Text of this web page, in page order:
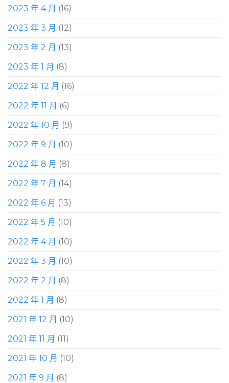
2023 年 4 月 (16)
2023 年 3 月 (12)
2023 年 2 月 (13)
2023 年 1 月 (8)
2022 年 12 月 (16)
2022 年 11 月 (6)
2022 年 10 月 (9)
2022 年 9 月 (10)
2022 年 8 月 (8)
2022 年 7 月 (14)
2022 年 6 月 (13)
2022 年 5 月 (10)
2022 年 4 月 (10)
2022 年 3 月 (10)
2022 年 2 月 (8)
2022 年 1 月 (8)
2021 年 12 月 (10)
2021 年 11 月 (11)
2021 年 10 月 (10)
2021 年 9 月 (8)